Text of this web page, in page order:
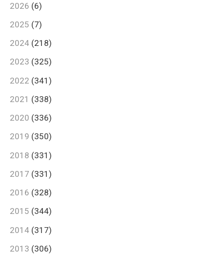
2026 (6)
2025 (7)
2024 (218)
2023 (325)
2022 (341)
2021 (338)
2020 (336)
2019 (350)
2018 (331)
2017 (331)
2016 (328)
2015 (344)
2014 (317)
2013 (306)